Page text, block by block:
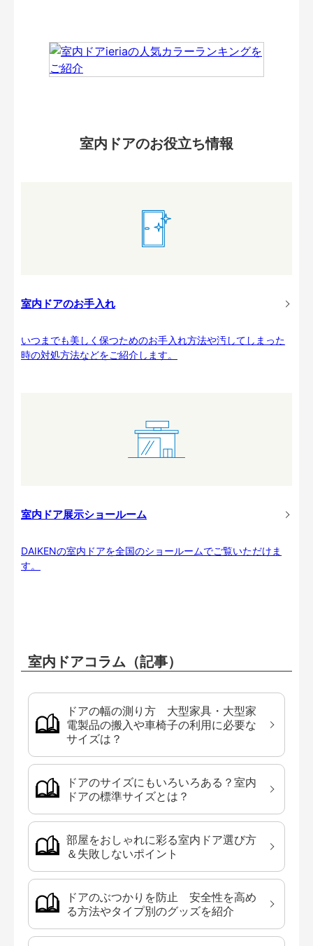
室内ドアのお役立ち情報
室内ドアのお手入れ
いつまでも美しく保つためのお手入れ方法や汚してしまった
時の対処方法などをご紹介します。
室内ドア展示ショールーム
DAIKENの室内ドアを全国のショールームでご覧いただけま
す。
室内ドアコラム（記事）
ドアの幅の測り方 大型家具・大型家
電製品の搬入や車椅子の利用に必要な
サイズは？
ドアのサイズにもいろいろある？室内
ドアの標準サイズとは？
部屋をおしゃれに彩る室内ドア選び方
＆失敗しないポイント
ドアのぶつかりを防止 安全性を高め
る方法やタイプ別のグッズを紹介